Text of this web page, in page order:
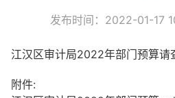
发布时间：2022-01-17
江汉区审计局2022年部门预算请
附件: